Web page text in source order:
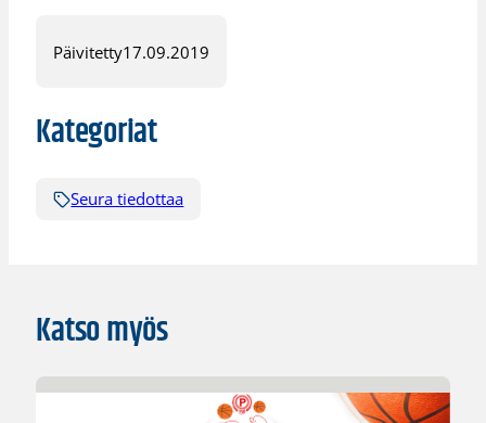
Päivitetty17.09.2019
Kategoriat
Seura tiedottaa
Katso myös